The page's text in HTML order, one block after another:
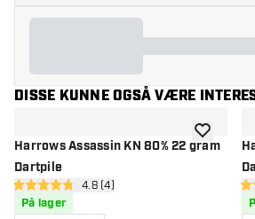
DISSE KUNNE OGSÅ VÆRE
Harrows Assassin KN 80% 22 gram
Dartpile
åbn anmeldelsespanel
4.8 bedømmelsesstjerner
4.8 (4)
På lager
tilføje til